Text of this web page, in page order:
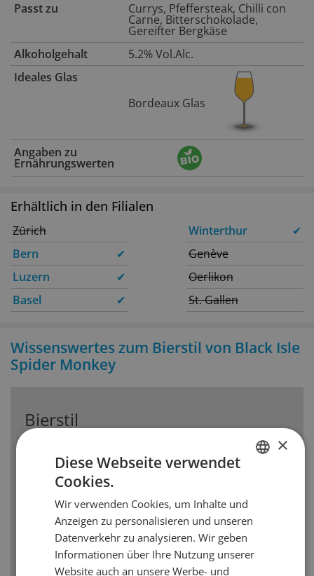
Passt zu
Currys, Pfeffersteak, Chilli con
Carne, Bitterschokolade,
Gereifter Bergkäse
Alkoholgehalt
5.2% Vol.Alc.
Ideales Glas
Bordeaux Glas
Angaben zu
Ernährungswerten
Erhältlich in den Filialen
Zürich
Bern
✔
Luzern
✔
Basel
✔
Winterthur
✔
Genève
Oerlikon
St. Gallen
Wissenswertes zum Bierstil von Black Isle
Spider Monkey
Bierstil
Das englische Pale Ale wurde den Kolonien in
Indien per Segelschiff geliefert. Um die Biere in
den Eichenfässer haltbar zu machen, wurden sie
mit Hopfen gestopft und sollten danach mit
Wasser wieder verdünnt werden. So entstand
das India Pale Ale (IPA). Charakteristisch sind
Aromen von Tropenfrüchten, dank dem
FRENCH
×
Diese Webseite verwendet
Cookies.
Wir verwenden Cookies, um Inhalte und
Anzeigen zu personalisieren und unseren
Datenverkehr zu analysieren. Wir geben
Informationen über Ihre Nutzung unserer
Website auch an unsere Werbe- und